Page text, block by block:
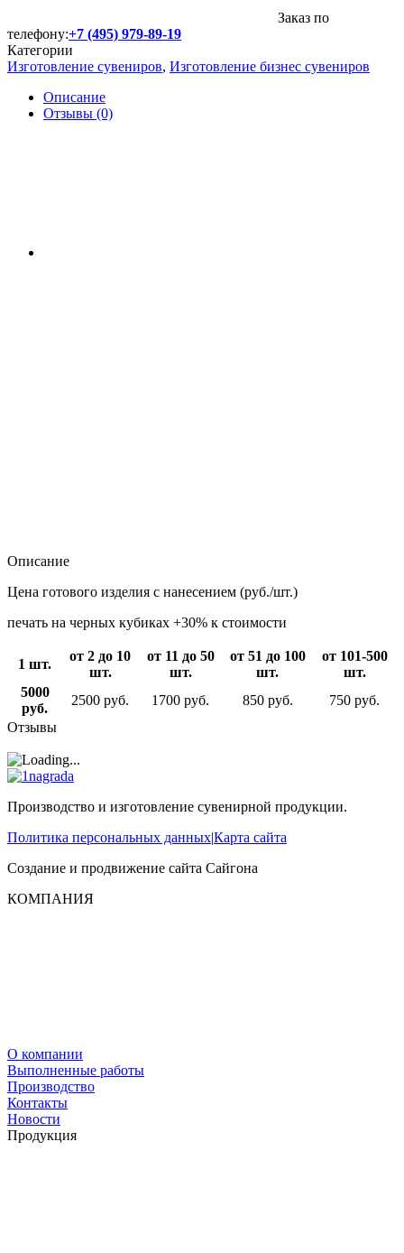
Заказ по
телефону:+7 (495) 979-89-19
Категории
Изготовление сувениров, Изготовление бизнес сувениров
Описание
Отзывы (0)
Описание
Цена готового изделия с нанесением (руб./шт.)
печать на черных кубиках +30% к стоимости
1 шт.
от 2 до 10
шт.
от 11 до 50
шт.
от 51 до 100
шт.
от 101-500
шт.
5000
руб.
2500 руб. 1700 руб. 850 руб.
750 руб.
Отзывы
Производство и изготовление сувенирной продукции.
Политика персональных данных|Карта сайта
Создание и продвижение сайта Сайгона
КОМПАНИЯ
О компании
Выполненные работы
Производство
Контакты
Новости
Продукция